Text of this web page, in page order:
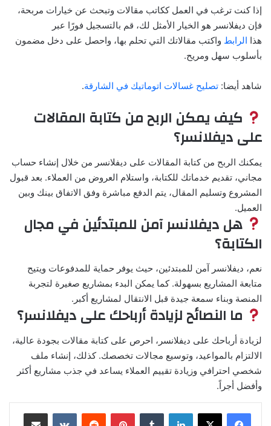
إذا كنت ترغب في العمل ككاتب مقالات وتبحث عن خيارات مربحة،
فإن ديفلانسر هو الخيار الأمثل لك، قم بالتسجيل فورًا عبر
هذا الرابط واكتب مقالاتك التي تحلم بها، واحصل على دخل مضمون
بأسلوب سهل ومريح.
شاهد أيضا: تصليح غسالات اتوماتيك في الشارقة.
كيف يمكن الربح من كتابة المقالات
على ديفلانسر؟
يمكنك الربح من كتابة المقالات على ديفلانسر من خلال إنشاء حساب
مجاني، تقديم خدماتك للكتابة، واستلام العروض من العملاء. بعد قبول
المشروع وتسليم المقال، يتم الدفع مباشرة وفق الاتفاق بينك وبين
العميل.
هل ديفلانسر آمن للمبتدئين في مجال
الكتابة؟
نعم، ديفلانسر آمن للمبتدئين، حيث يوفر حماية للمدفوعات ويتيح
متابعة المشاريع بسهولة. كما يمكن البدء بمشاريع صغيرة لتجربة
المنصة وبناء سمعة جيدة قبل الانتقال لمشاريع أكبر.
ما النصائح لزيادة أرباحك على ديفلانسر؟
لزيادة أرباحك على ديفلانسر، احرص على كتابة مقالات بجودة عالية،
الالتزام بالمواعيد، وتوسيع مجالات تخصصك. كذلك، إنشاء ملف
شخصي احترافي وزيادة تقييم العملاء يساعد في جذب مشاريع أكثر
وأفضل أجراً.
لينكدإن بينتيريست مشاركة عبر البريد